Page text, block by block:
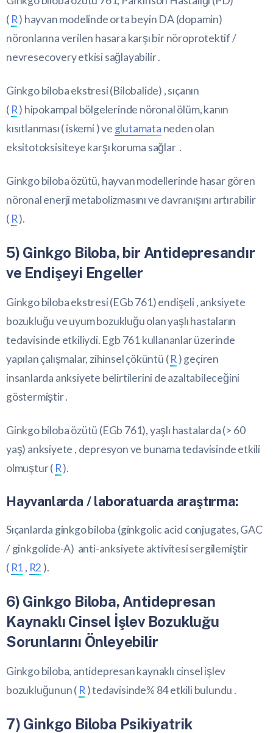
( R) hayvan modelinde orta beyin DA (dopamin)
nöronlarına verilen hasara karşı bir nöroprotektif /
nevresecovery etkisi sağlayabilir .
Ginkgo biloba ekstresi (Bilobalide) , sıçanın
( R) hipokampal bölgelerinde nöronal ölüm, kanın
kısıtlanması ( iskemi ) ve glutamata neden olan
eksitotoksisiteye karşı koruma sağlar .
Ginkgo biloba özütü, hayvan modellerinde hasar gören
nöronal enerji metabolizmasını ve davranışını artırabilir
( R).
5) Ginkgo Biloba, bir Antidepresandır
ve Endişeyi Engeller
Ginkgo biloba ekstresi (EGb 761) endişeli , anksiyete
bozukluğu ve uyum bozukluğu olan yaşlı hastaların
tedavisinde etkiliydi. Egb 761 kullananlar üzerinde
yapılan çalışmalar, zihinsel çöküntü (R ) geçiren
insanlarda anksiyete belirtilerini de azaltabileceğini
göstermiştir .
Ginkgo biloba özütü (EGb 761), yaşlı hastalarda (> 60
yaş) anksiyete , depresyon ve bunama tedavisinde etkili
olmuştur ( R).
Hayvanlarda / laboratuarda araştırma:
Sıçanlarda ginkgo biloba (ginkgolic acid conjugates, GAC
/ ginkgolide-A) anti-anksiyete aktivitesi sergilemiştir
( R1, R2 ).
6) Ginkgo Biloba, Antidepresan
Kaynaklı Cinsel İşlev Bozukluğu
Sorunlarını Önleyebilir
Ginkgo biloba, antidepresan kaynaklı cinsel işlev
bozukluğunun ( R ) tedavisinde% 84 etkili bulundu .
7) Ginkgo Biloba Psikiyatrik